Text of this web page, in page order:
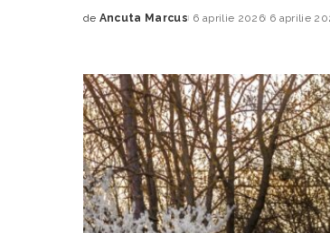
Posted
de Ancuta Marcus 6 aprilie 2026 6 aprilie